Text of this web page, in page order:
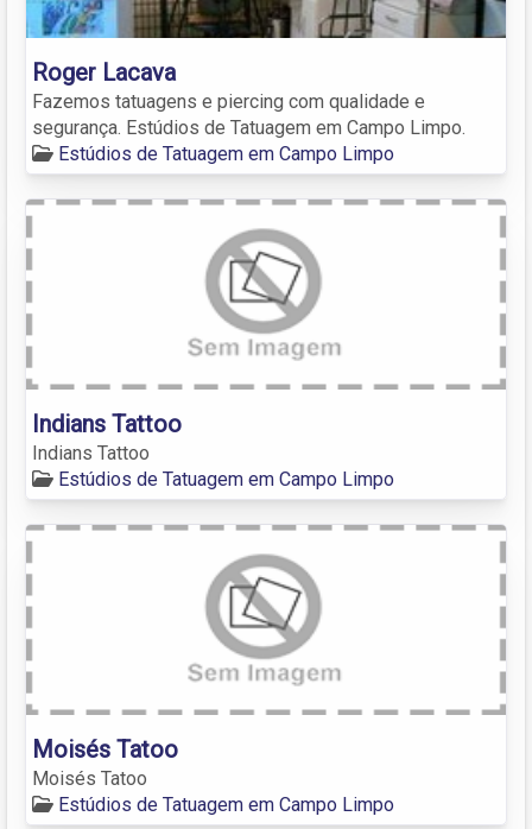
Roger Lacava
Fazemos tatuagens e piercing com qualidade e
segurança. Estúdios de Tatuagem em Campo Limpo.
Estúdios de Tatuagem em Campo Limpo
Indians Tattoo
Indians Tattoo
Estúdios de Tatuagem em Campo Limpo
Moisés Tatoo
Moisés Tatoo
Estúdios de Tatuagem em Campo Limpo